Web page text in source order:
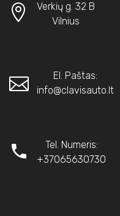
Verkių g. 32 B
Vilnius
El. Paštas:
info@clavisauto.lt
Tel. Numeris:
+37065630730